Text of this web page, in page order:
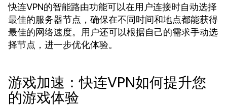
快连VPN的智能路由功能可以在用户连接时自动选择
最佳的服务器节点，确保在不同时间和地点都能获得
最佳的网络速度。用户还可以根据自己的需求手动选
择节点，进一步优化体验。
游戏加速：快连VPN如何提升您
的游戏体验